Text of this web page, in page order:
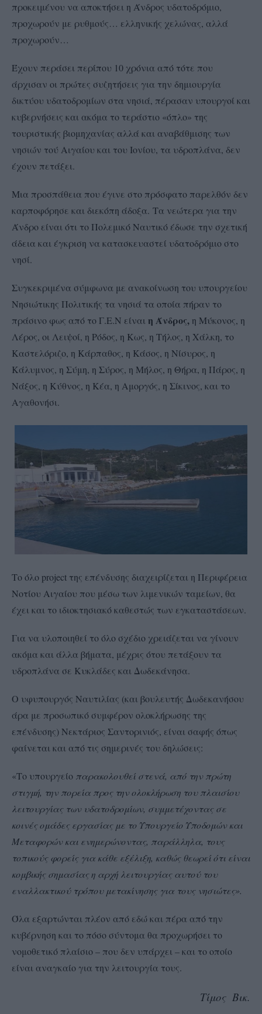
προκειμένου να αποκτήσει η Άνδρος υδατοδρόμιο,
προχωρούν με ρυθμούς… ελληνικής χελώνας, αλλά
προχωρούν…
Έχουν περάσει περίπου 10 χρόνια από τότε που
άρχισαν οι πρώτες συζητήσεις για την δημιουργία
δικτύου υδατοδρομίων στα νησιά, πέρασαν υπουργοί και
κυβερνήσεις και ακόμα το τεράστιο «όπλο» της
τουριστικής βιομηχανίας αλλά και αναβάθμισης των
νησιών τού Αιγαίου και του Ιονίου, τα υδροπλάνα, δεν
έχουν πετάξει.
Μια προσπάθεια που έγινε στο πρόσφατο παρελθόν δεν
καρποφόρησε και διεκόπη άδοξα. Τα νεώτερα για την
Άνδρο είναι ότι το Πολεμικό Ναυτικό έδωσε την σχετική
άδεια και έγκριση να κατασκευαστεί υδατοδρόμιο στο
νησί.
Συγκεκριμένα σύμφωνα με ανακοίνωση του υπουργείου
Νησιώτικης Πολιτικής τα νησιά τα οποία πήραν το
πράσινο φως από το Γ.Ε.Ν είναι η Άνδρος, η Μύκονος, η
Λέρος, οι Λειψοί, η Ρόδος, η Κως, η Τήλος, η Χάλκη, το
Καστελόριζο, η Κάρπαθος, η Κάσος, η Νίσυρος, η
Κάλυμνος, η Σύμη, η Σύρος, η Μήλος, η Θήρα, η Πάρος, η
Νάξος, η Κύθνος, η Κέα, η Αμοργός, η Σίκινος, και το
Αγαθονήσι.
Το όλο project της επένδυσης διαχειρίζεται η Περιφέρεια
Νοτίου Αιγαίου που μέσω των λιμενικών ταμείων, θα
έχει και το ιδιοκτησιακό καθεστώς των εγκαταστάσεων.
Για να υλοποιηθεί το όλο σχέδιο χρειάζεται να γίνουν
ακόμα και άλλα βήματα, μέχρις ότου πετάξουν τα
υδροπλάνα σε Κυκλάδες και Δωδεκάνησα.
Ο υφυπουργός Ναυτιλίας (και βουλευτής Δωδεκανήσου
άρα με προσωπικό συμφέρον ολοκλήρωσης της
επένδυσης) Νεκτάριος Σαντορινιός, είναι σαφής όπως
φαίνεται και από τις σημερινές του δηλώσεις:
«Το υπουργείο παρακολουθεί στενά, από την πρώτη
στιγμή, την πορεία προς την ολοκλήρωση του πλαισίου
λειτουργίας των υδατοδρομίων, συμμετέχοντας σε
κοινές ομάδες εργασίας με το Υπουργείο Υποδομών και
Μεταφορών και ενημερώνοντας, παράλληλα, τους
τοπικούς φορείς για κάθε εξέλιξη, καθώς θεωρεί ότι είναι
κομβικής σημασίας η αρχή λειτουργίας αυτού του
εναλλακτικού τρόπου μετακίνησης για τους νησιώτες».
Όλα εξαρτώνται πλέον από εδώ και πέρα από την
κυβέρνηση και το πόσο σύντομα θα προχωρήσει το
νομοθετικό πλαίσιο – που δεν υπάρχει – και το οποίο
είναι αναγκαίο για την λειτουργία τους.
Τίμος Βικ.